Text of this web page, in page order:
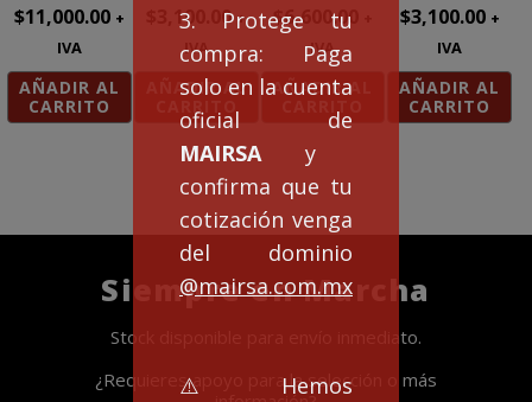
3. Protege tu
compra: Paga
solo en la cuenta
oficial de
MAIRSA y
confirma que tu
cotización venga
del dominio
@mairsa.com.mx
⚠️Hemos
$11,000.00 +
IVA
AÑADIR AL
CARRITO
3,100.00 +
IVA
AÑADIR AL
CARRITO
$6,600.00
IVA
AÑADIR AL
CARRITO
$3,100.00 +
IVA
AÑADIR AL
CARRITO
Siempre en Marcha
Stock disponible para envío inmediato.
¿Requieres apoyo para la selección o más